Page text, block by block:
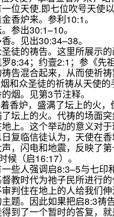
天使.即七位吹号天使以
炉来。参利10:1。
出30:1–10。
见出30:34–38。
的祷告。这里所展示的
8:34；约壹2:1；参《先
告混合起来，从而使祈祷
和众圣徒的祈祷从天使的
。见第3节注释。
香炉，盛满了坛上的火，
上的火。代祷的场面突
。这个举动的意义对于
临信徒认为，天使在香
，闪电和地震，反映了
候（启16:17）。
人强调启8:3–5与七印和
教时代为祂子民所进行
判住在地上的人给我们
题。因此如果把启8:3祷
到了一个暂时的答复，